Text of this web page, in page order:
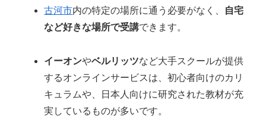
古河市内の特定の場所に通う必要がなく、 自宅
など好きな場所で受講できます。
イーオンやベルリッツなど大手スクールが提供
するオンラインサービスは、初心者向けのカリ
キュラムや、日本人向けに研究された教材が充
実しているものが多いです。